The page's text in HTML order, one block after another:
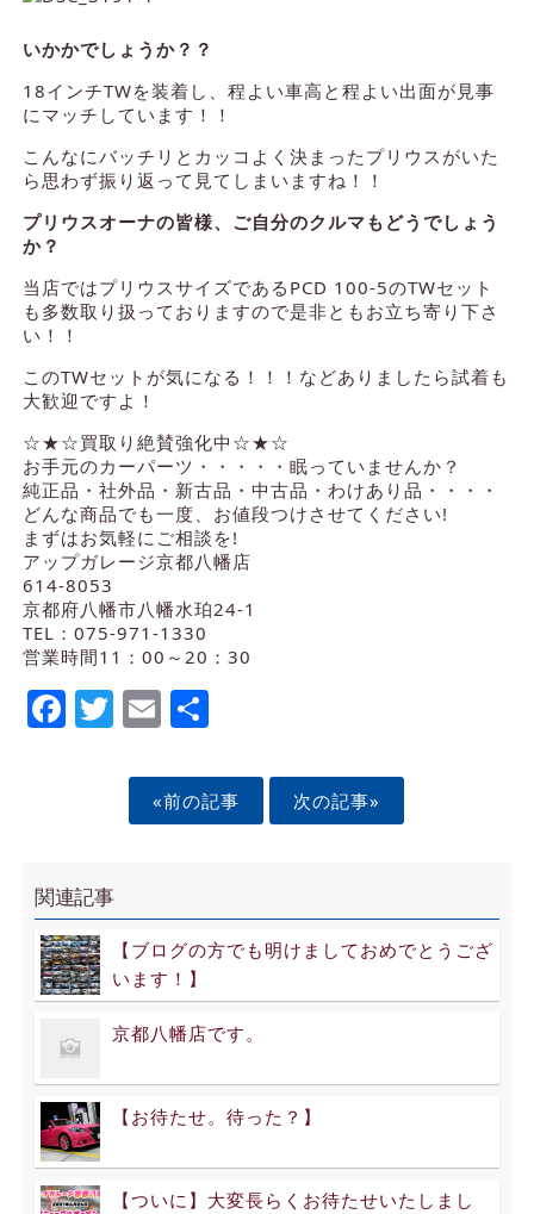
いかかでしょうか？？
18インチTWを装着し、程よい車高と程よい出面が見事
にマッチしています！！
こんなにバッチリとカッコよく決まったプリウスがいた
ら思わず振り返って見てしまいますね！！
プリウスオーナの皆様、ご自分のクルマもどうでしょう
か？
当店ではプリウスサイズであるPCD 100-5のTWセット
も多数取り扱っておりますので是非ともお立ち寄り下さ
い！！
このTWセットが気になる！！！などありましたら試着も
大歓迎ですよ！
☆★☆買取り絶賛強化中☆★☆
お手元のカーパーツ・・・・・眠っていませんか？
純正品・社外品・新古品・中古品・わけあり品・・・・
どんな商品でも一度、お値段つけさせてください!
まずはお気軽にご相談を!
アップガレージ京都八幡店
614-8053
京都府八幡市八幡水珀24-1
TEL：075-971-1330
営業時間11：00～20：30
Facebook
Twitter
EmailShare
«前の記事 次の記事»
関連記事
【ブログの方でも明けましておめでとうござ
います！】
京都八幡店です。
【お待たせ。待った？】
【ついに】大変長らくお待たせいたしまし